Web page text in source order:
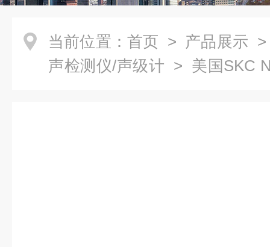
当前位置： 首页 > 产品展示
声检测仪/声级计 > 美国SKC